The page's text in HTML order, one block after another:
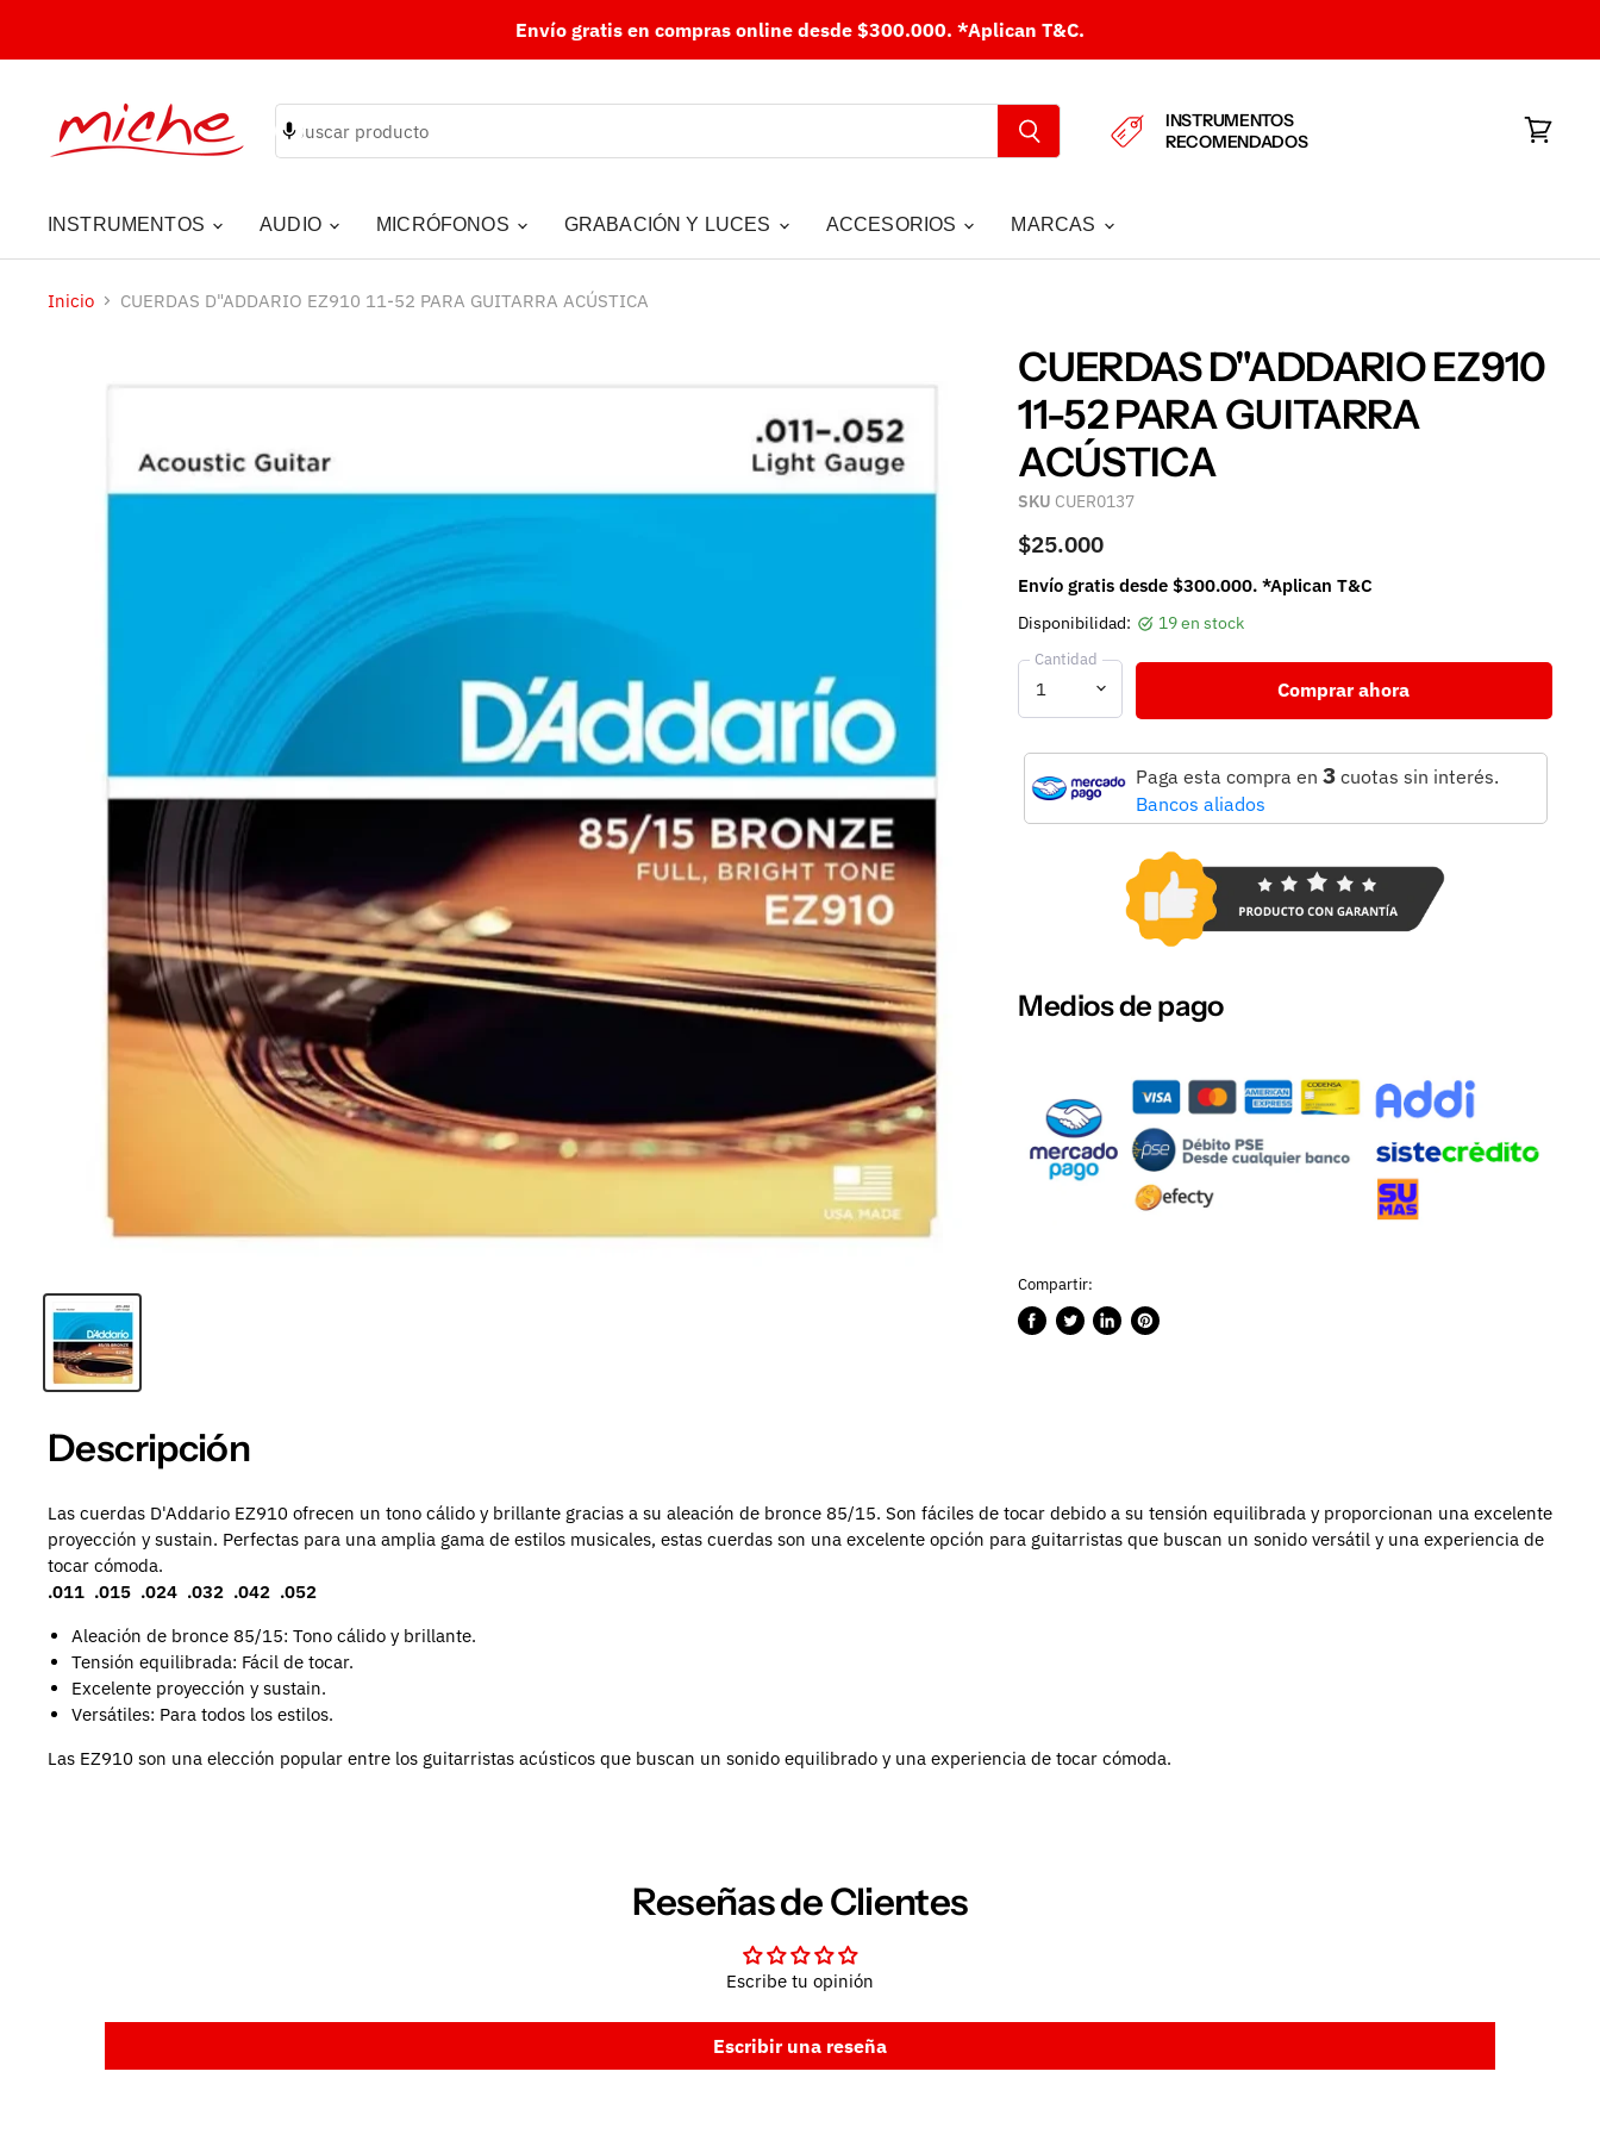
Envío gratis en compras online desde $300.000. *Aplican T&C.
INSTRUMENTOS
RECOMENDADOS
INSTRUMENTOS AUDIO MICRÓFONOS GRABACIÓN Y LUCES ACCESORIOS MARCAS
Inicio CUERDAS D"ADDARIO EZ910 11-52 PARA GUITARRA ACÚSTICA
CUERDAS D"ADDARIO EZ910
11-52 PARA GUITARRA
ACÚSTICA
SKU CUER0137
$25.000
Envío gratis desde $300.000. *Aplican T&C
Disponibilidad: 19 en stock
Cantidad
Comprar ahora
Paga esta compra en 3cuotas sin interés.
Bancos aliados
Medios de pago
Compartir:
CompartirPublicarCompartirGuardar
Descripción
Las cuerdas D'Addario EZ910 ofrecen un tono cálido y brillante gracias a su aleación de bronce 85/15. Son fáciles de tocar debido a su tensión equilibrada y proporcionan una excelente
proyección y sustain. Perfectas para una amplia gama de estilos musicales, estas cuerdas son una excelente opción para guitarristas que buscan un sonido versátil y una experiencia de
tocar cómoda.
.011 .015 .024 .032 .042 .052
Aleación de bronce 85/15: Tono cálido y brillante.
Tensión equilibrada: Fácil de tocar.
Excelente proyección y sustain.
Versátiles: Para todos los estilos.
Las EZ910 son una elección popular entre los guitarristas acústicos que buscan un sonido equilibrado y una experiencia de tocar cómoda.
Reseñas de Clientes
Escribe tu opinión
Escribir una reseña